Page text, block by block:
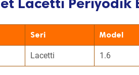
Seri Model
Lacetti 1.6